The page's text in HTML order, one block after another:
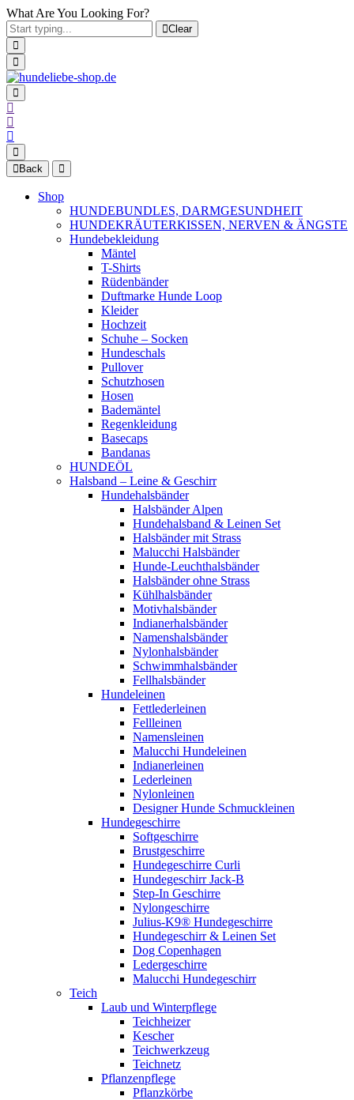
What Are You Looking For?
Clear
Back
Shop
HUNDEBUNDLES, DARMGESUNDHEIT
HUNDEKRÄUTERKISSEN, NERVEN & ÄNGSTE
Hundebekleidung
Mäntel
T-Shirts
Rüdenbänder
Duftmarke Hunde Loop
Kleider
Hochzeit
Schuhe – Socken
Hundeschals
Pullover
Schutzhosen
Hosen
Bademäntel
Regenkleidung
Basecaps
Bandanas
HUNDEÖL
Halsband – Leine & Geschirr
Hundehalsbänder
Halsbänder Alpen
Hundehalsband & Leinen Set
Halsbänder mit Strass
Malucchi Halsbänder
Hunde-Leuchthalsbänder
Halsbänder ohne Strass
Kühlhalsbänder
Motivhalsbänder
Indianerhalsbänder
Namenshalsbänder
Nylonhalsbänder
Schwimmhalsbänder
Fellhalsbänder
Hundeleinen
Fettlederleinen
Fellleinen
Namensleinen
Malucchi Hundeleinen
Indianerleinen
Lederleinen
Nylonleinen
Designer Hunde Schmuckleinen
Hundegeschirre
Softgeschirre
Brustgeschirre
Hundegeschirre Curli
Hundegeschirr Jack-B
Step-In Geschirre
Nylongeschirre
Julius-K9® Hundegeschirre
Hundegeschirr & Leinen Set
Dog Copenhagen
Ledergeschirre
Malucchi Hundegeschirr
Teich
Laub und Winterpflege
Teichheizer
Kescher
Teichwerkzeug
Teichnetz
Pflanzenpflege
Pflanzkörbe